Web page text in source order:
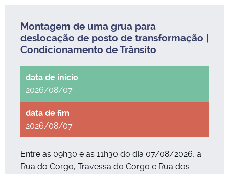
Montagem de uma grua para
deslocação de posto de transformação |
Condicionamento de Trânsito
2026/08/07
2026/08/07
Entre as 09h30 e as 11h30 do dia 07/08/2026, a
Rua do Corgo, Travessa do Corgo e Rua dos